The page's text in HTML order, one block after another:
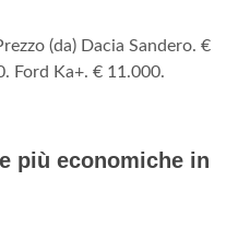
(da) Dacia Sandero. €
Ford Ka+. € 11.000.
più economiche in